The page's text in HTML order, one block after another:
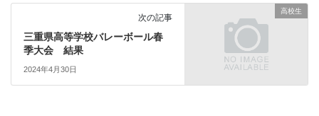
高校生
次の記事
三重県高等学校バレーボール春
季大会 結果
2024年4月30日